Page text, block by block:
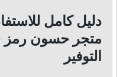
دليل كامل
التوفير